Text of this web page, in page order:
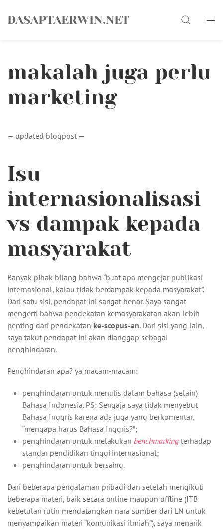
DASAPTAERWIN.NET Search
makalah juga perlu
marketing
— updated blogpost —
Isu
internasionalisasi
vs dampak kepada
masyarakat
Banyak pihak bilang bahwa “buat apa mengejar publikasi
internasional, kalau tidak berdampak kepada masyarakat”.
Dari satu sisi, pendapat ini sangat benar. Saya sangat
mengerti bahwa pendekatan kemasyarakatan akan lebih
penting dari pendekatan ke-scopus-an. Dari sisi yang lain,
saya takut pendapat ini akan dianggap sebagai
penghindaran.
Penghindaran apa? ya macam-macam:
penghindaran untuk menulis dalam bahasa (selain)
Bahasa Indonesia. PS: Sengaja saya tidak menyebut
Bahasa Inggris karena ada juga yang berkomentar,
“mengapa harus Bahasa Inggris?”;
penghindaran untuk melakukan benchmarking terhadap
standar pendidikan tinggi internasional;
penghindaran untuk bersaing.
Dari beberapa pengalaman pribadi dan setelah mengikuti
beberapa materi, baik secara online maupun offline (ITB
kebetulan rutin mendatangkan nara sumber dari LN untuk
menyampaikan materi “komunikasi ilmiah”), saya menarik